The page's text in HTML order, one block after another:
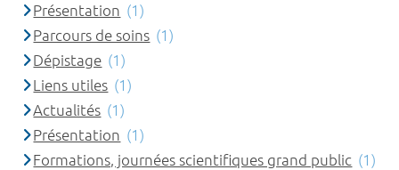
Présentation (1)
Parcours de soins (1)
Dépistage (1)
Liens utiles (1)
Actualités (1)
Présentation (1)
Formations, journées scientifiques grand public (1)